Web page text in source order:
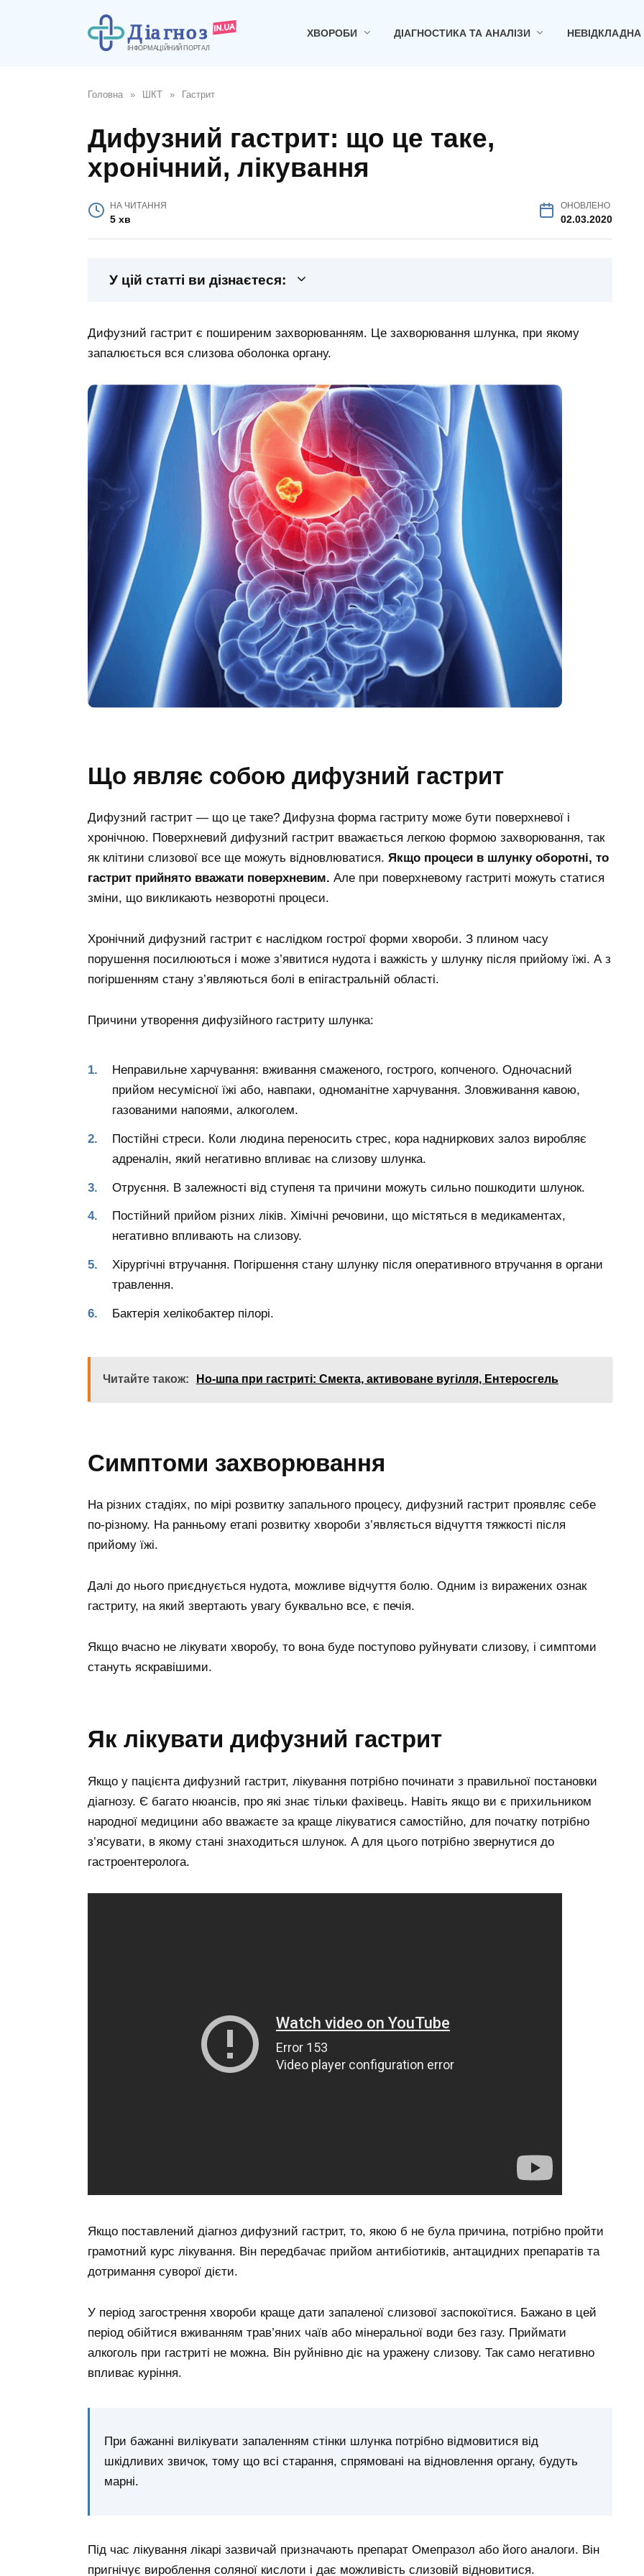
ХВОРОБИ ДІАГНОСТИКА ТА АНАЛІЗИ
Головна » ШКТ » Гастрит
Дифузний гастрит: що це таке,
хронічний, лікування
НА ЧИТАННЯ
5 хв
ОНОВЛЕНО
02.03.2020
У цій статті ви дізнаєтеся:
Дифузний гастрит є поширеним захворюванням. Це захворювання шлунка, при якому
запалюється вся слизова оболонка органу.
Що являє собою дифузний гастрит
Дифузний гастрит — що це таке? Дифузна форма гастриту може бути поверхневої і
хронічною. Поверхневий дифузний гастрит вважається легкою формою захворювання, так
як клітини слизової все ще можуть відновлюватися. Якщо процеси в шлунку оборотні, то
гастрит прийнято вважати поверхневим. Але при поверхневому гастриті можуть статися
зміни, що викликають незворотні процеси.
Хронічний дифузний гастрит є наслідком гострої форми хвороби. З плином часу
порушення посилюються і може з’явитися нудота і важкість у шлунку після прийому їжі. А з
погіршенням стану з’являються болі в епігастральній області.
Причини утворення дифузійного гастриту шлунка:
Неправильне харчування: вживання смаженого, гострого, копченого. Одночасний
прийом несумісної їжі або, навпаки, одноманітне харчування. Зловживання кавою,
газованими напоями, алкоголем.
Постійні стреси. Коли людина переносить стрес, кора надниркових залоз виробляє
адреналін, який негативно впливає на слизову шлунка.
Отруєння. В залежності від ступеня та причини можуть сильно пошкодити шлунок.
Постійний прийом різних ліків. Хімічні речовини, що містяться в медикаментах,
негативно впливають на слизову.
Хірургічні втручання. Погіршення стану шлунку після оперативного втручання в органи
травлення.
Бактерія хелікобактер пілорі.
Читайте також: Но-шпа при гастриті: Смекта, активоване вугілля, Ентеросгель
Симптоми захворювання
На різних стадіях, по мірі розвитку запального процесу, дифузний гастрит проявляє себе
по-різному. На ранньому етапі розвитку хвороби з’являється відчуття тяжкості після
прийому їжі.
Далі до нього приєднується нудота, можливе відчуття болю. Одним із виражених ознак
гастриту, на який звертають увагу буквально все, є печія.
Якщо вчасно не лікувати хворобу, то вона буде поступово руйнувати слизову, і симптоми
стануть яскравішими.
Як лікувати дифузний гастрит
Якщо у пацієнта дифузний гастрит, лікування потрібно починати з правильної постановки
діагнозу. Є багато нюансів, про які знає тільки фахівець. Навіть якщо ви є прихильником
народної медицини або вважаєте за краще лікуватися самостійно, для початку потрібно
з’ясувати, в якому стані знаходиться шлунок. А для цього потрібно звернутися до
гастроентеролога.
Якщо поставлений діагноз дифузний гастрит, то, якою б не була причина, потрібно пройти
грамотний курс лікування. Він передбачає прийом антибіотиків, антацидних препаратів та
дотримання суворої дієти.
У період загострення хвороби краще дати запаленої слизової заспокоїтися. Бажано в цей
період обійтися вживанням трав’яних чаїв або мінеральної води без газу. Приймати
алкоголь при гастриті не можна. Він руйнівно діє на уражену слизову. Так само негативно
впливає куріння.
При бажанні вилікувати запаленням стінки шлунка потрібно відмовитися від
шкідливих звичок, тому що всі старання, спрямовані на відновлення органу, будуть
марні.
Під час лікування лікарі зазвичай призначають препарат Омепразол або його аналоги. Він
пригнічує вироблення соляної кислоти і дає можливість слизовій відновитися.